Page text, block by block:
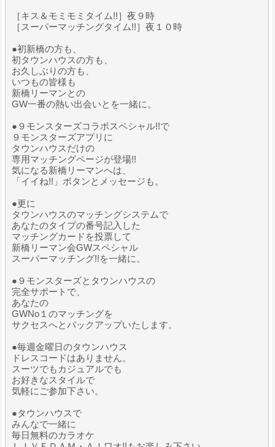
［キス＆モミモミタイム!!］夜９時
［スーパーマッチングタイム!!］夜１０時
●初新橋の方も、
初タウンハウスの方も、
お久しぶりの方も、
いつもの皆様も
新橋リーマンとの
GW一番の熱い出会いとを一緒に。
●９モンスターズコラボスペシャル!!で
９モンスターズアプリに
タウンハウスだけの
専用マッチングページが登場!!
気になる新橋リーマンへは、
「イイね!!」ボタンとメッセージも。
●更に
タウンハウスのマッチングシステムで
あなたのタイプの番号記入した
マッチングカードを投票して
新橋リーマン会GWスペシャル
スーパーマッチング!!を一緒に。
●９モンスターズとタウンハウスの
完全サポートで、
あなたの
GWNo１のマッチングを
サクセスへとバックアップいたします。
●毎週金曜日のタウンハウス
ドレスコードはありません。
スーツでもカジュアルでも
お好きなスタイルで
気軽にご参加下さい。
●タウンハウスで
みんなで一緒に
毎日無料のカラオケ